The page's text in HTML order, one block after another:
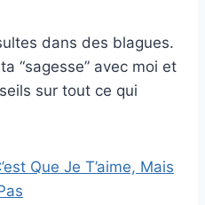
dans des blagues.
“sagesse” avec moi et
sur tout ce qui
Que Je T’aime, Mais